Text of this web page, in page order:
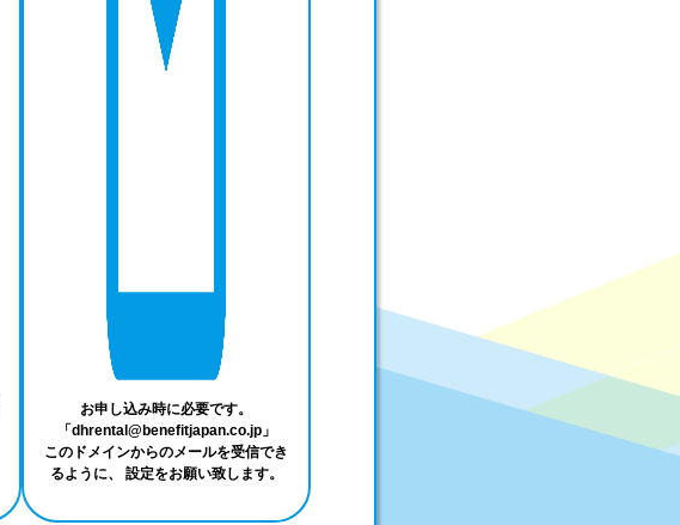
お申し込み時に必要です。
「dhrental@benefitjapan.co.jp」
このドメインからのメールを受信でき
るように、 設定をお願い致します。